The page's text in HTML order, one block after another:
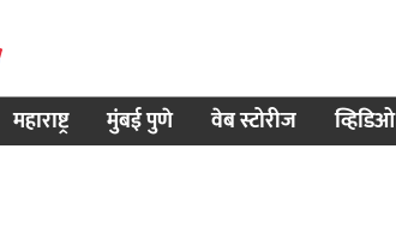
महाराष्ट्र मुंबई पुणे वेब स्टोरीज व्हिडिओ